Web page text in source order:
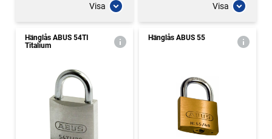
Visa Visa
Hänglås ABUS 54TI
Titalium
Hänglås ABUS 55